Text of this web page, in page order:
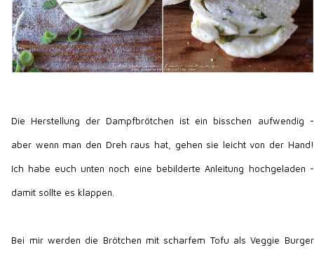
Die Herstellung der Dampfbrötchen ist ein bisschen aufwendig -
aber wenn man den Dreh raus hat, gehen sie leicht von der Hand!
Ich habe euch unten noch eine bebilderte Anleitung hochgeladen -
damit sollte es klappen.
Bei mir werden die Brötchen mit scharfem Tofu als Veggie Burger